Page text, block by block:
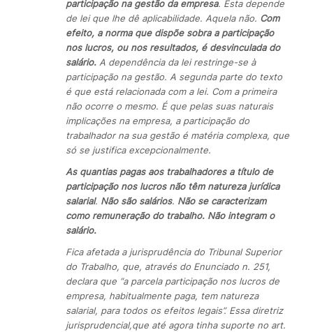
participação na gestão da empresa. Esta depende
de lei que lhe dê aplicabilidade. Aquela não. Com
efeito, a norma que dispõe sobra a participação
nos lucros, ou nos resultados, é desvinculada do
salário. A dependência da lei restringe-se à
participação na gestão. A segunda parte do texto
é que está relacionada com a lei. Com a primeira
não ocorre o mesmo. É que pelas suas naturais
implicações na empresa, a participação do
trabalhador na sua gestão é matéria complexa, que
só se justifica excepcionalmente.
As quantias pagas aos trabalhadores a título de
participação nos lucros não têm natureza jurídica
salarial. Não são salários. Não se caracterizam
como remuneração do trabalho. Não integram o
salário.
Fica afetada a jurisprudência do Tribunal Superior
do Trabalho, que, através do Enunciado n. 251,
declara que “a parcela participação nos lucros de
empresa, habitualmente paga, tem natureza
salarial, para todos os efeitos legais”. Essa diretriz
jurisprudencial,que até agora tinha suporte no art.